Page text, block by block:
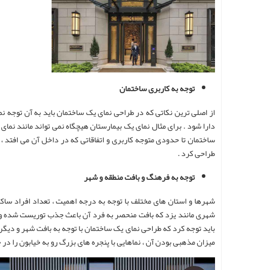
توجه به کاربری ساختمان
از اصلی ترین نکاتی که در طراحی نمای یک ساختمان باید به آن
دارا شود . برای مثال نمای یک بیمارستان هیچگاه نمی تواند مانند
ساختمان تا حدودی متوجه کاربری و اتفاقاتی که در داخل آن می
طراحی کرد .
توجه به فرهنگ و بافت منطقه و شهر
شهرها و استان های مختلف با توجه به درجه اهمیت ، تعداد افراد
شهری مانند یزد که بافت منحصر به فرد آن باعث جذب توریست شده و
باید توجه کرد که طراحی نمای یک ساختمان با توجه به بافت شهر و
میزان مذهبی بودن آن ، نماهایی با پنجره های بزرگ رو به خیابون